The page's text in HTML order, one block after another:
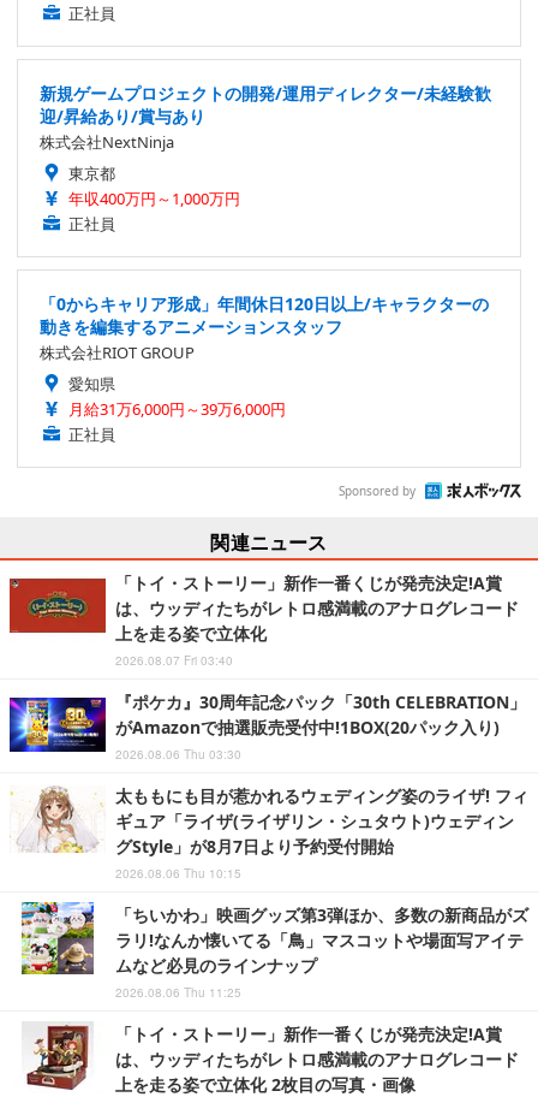
正社員
新規ゲームプロジェクトの開発/運用ディレクター/未経験歓
迎/昇給あり/賞与あり
株式会社NextNinja
東京都
年収400万円～1,000万円
正社員
「0からキャリア形成」年間休日120日以上/キャラクターの
動きを編集するアニメーションスタッフ
株式会社RIOT GROUP
愛知県
月給31万6,000円～39万6,000円
正社員
Sponsored by
関連ニュース
「トイ・ストーリー」新作一番くじが発売決定!A賞
は、ウッディたちがレトロ感満載のアナログレコード
上を走る姿で立体化
2026.08.07 Fri 03:40
『ポケカ』30周年記念パック「30th CELEBRATION」
がAmazonで抽選販売受付中!1BOX(20パック入り)
2026.08.06 Thu 03:30
太ももにも目が惹かれるウェディング姿のライザ! フィ
ギュア「ライザ(ライザリン・シュタウト)ウェディン
グStyle」が8月7日より予約受付開始
2026.08.06 Thu 10:15
「ちいかわ」映画グッズ第3弾ほか、多数の新商品がズ
ラリ!なんか懐いてる「鳥」マスコットや場面写アイテ
ムなど必見のラインナップ
2026.08.06 Thu 11:25
「トイ・ストーリー」新作一番くじが発売決定!A賞
は、ウッディたちがレトロ感満載のアナログレコード
上を走る姿で立体化 2枚目の写真・画像